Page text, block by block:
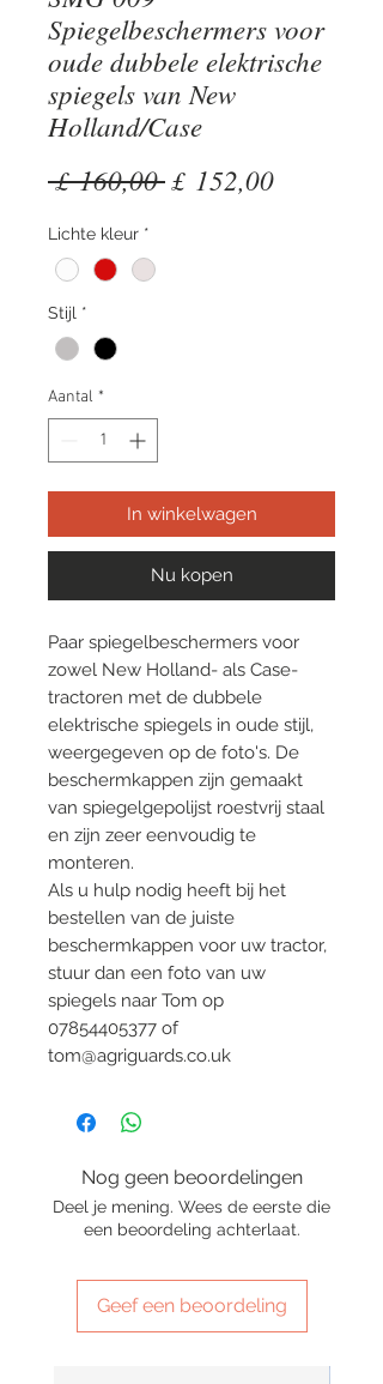
Spiegelbeschermers voor
oude dubbele elektrische
spiegels van New
Holland/Case
£ 160,00 Normale
£ 152,00
Lichte kleur *
Stijl *
Aantal *
In winkelwagen
Nu kopen
Paar spiegelbeschermers voor
zowel New Holland- als Case-
tractoren met de dubbele
elektrische spiegels in oude stijl,
weergegeven op de foto's. De
beschermkappen zijn gemaakt
van spiegelgepolijst roestvrij staal
en zijn zeer eenvoudig te
monteren.
Als u hulp nodig heeft bij het
bestellen van de juiste
beschermkappen voor uw tractor,
stuur dan een foto van uw
spiegels naar Tom op
07854405377 of
tom@agriguards.co.uk
Nog geen beoordelingen
Deel je mening. Wees de eerste die
een beoordeling achterlaat.
Geef een beoordeling